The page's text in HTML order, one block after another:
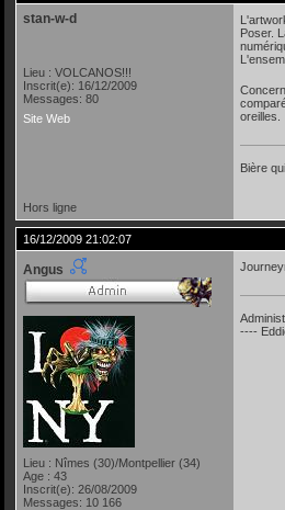
stan-w-d
Lieu : VOLCANOS!!!
Inscrit(e): 16/12/2009
Messages: 80
Site Web
Poser.
oreilles.
Bière
Hors ligne
16/12/2009 21:02:07
Angus
Lieu : Nîmes (30)/Montpellier (34)
Age : 43
Inscrit(e): 26/08/2009
Messages: 10 166
----